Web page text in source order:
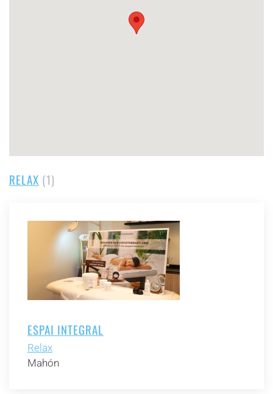
RELAX (1)
ESPAI INTEGRAL
Relax
Mahón